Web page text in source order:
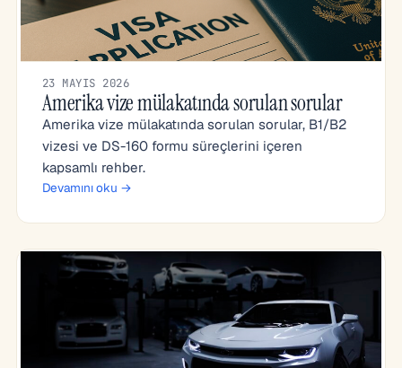
23 MAYIS 2026
Amerika vize mülakatında sorulan sorular
Amerika vize mülakatında sorulan sorular, B1/B2
vizesi ve DS-160 formu süreçlerini içeren
kapsamlı rehber.
Devamını oku →